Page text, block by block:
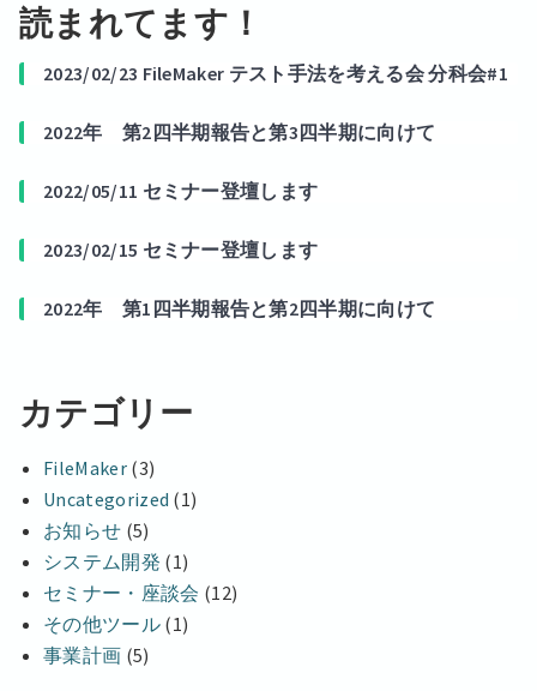
読まれてます！
2023/02/23 FileMaker テスト手法を考える会 分科会#1
2022年 第2四半期報告と第3四半期に向けて
2022/05/11 セミナー登壇します
2023/02/15 セミナー登壇します
2022年 第1四半期報告と第2四半期に向けて
カテゴリー
FileMaker(3)
Uncategorized (1)
お知らせ (5)
システム開発 (1)
セミナー・座談会 (12)
その他ツール(1)
事業計画 (5)